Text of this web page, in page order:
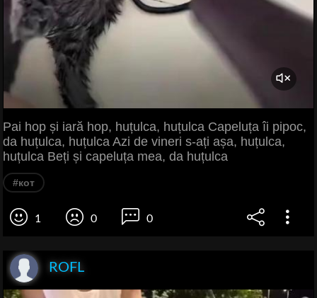
Pai hop și iară hop, huțulca, huțulca Capeluța îi pipoc,
da huțulca, huțulca Azi de vineri s-ați așa, huțulca,
huțulca Beți și capeluța mea, da huțulca
#кот
1 0 0
ROFL